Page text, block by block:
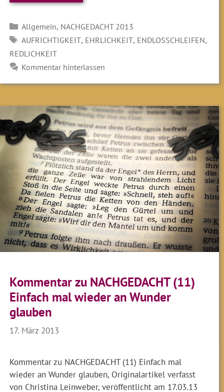
Kategorien
Allgemein, NACHGEDACHT 2013
SCHLAGWÖRTER
AUFRICHTIGKEIT, EHRLICHKEIT, ENDLOSSCHLEIFEN,
REDLICHKEIT
Kommentar hinterlassen
Kommentar zu NACHGEDACHT (11)
Einfach mal wieder an Wunder
glauben
17. März 2013
Kommentar zu NACHGEDACHT (11) Einfach mal
wieder an Wunder glauben, Originalartikel verfasst
von Christina Leinweber, veröffentlicht am 17.03.13